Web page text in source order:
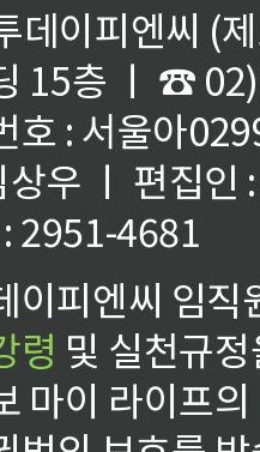
데이피엔씨 (
15층 ㅣ ☎
호 : 서울아
상우 ㅣ 편집인
2951-4681
이피엔씨 임
령 및 실천규
마이 라이프